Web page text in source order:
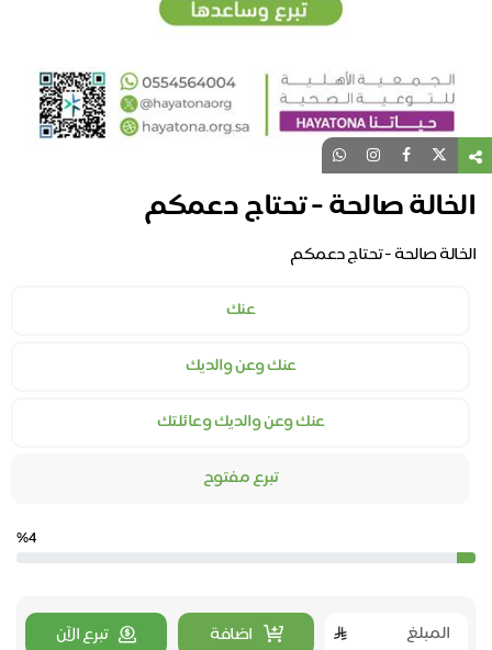
الخالة صالحة - تحتاج دعمكم
الخالة صالحة - تحتاج دعمكم
عنك
عنك وعن والديك
عنك وعن والديك وعائلتك
تبرع مفتوح
%4
اضافة تبرع الآن